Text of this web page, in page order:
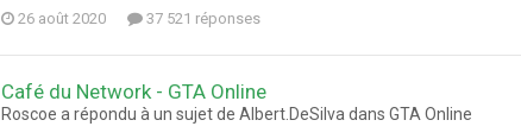
26 août 2020 37 521 réponses
Café du Network - GTA Online
Roscoe a répondu à un sujet de Albert.DeSilva dans GTA Online